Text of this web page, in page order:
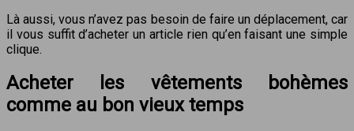
Là aussi, vous n’avez pas besoin de faire un déplacement, car
il vous suffit d’acheter un article rien qu’en faisant une simple
clique.
Acheter les vêtements bohèmes
comme au bon vieux temps